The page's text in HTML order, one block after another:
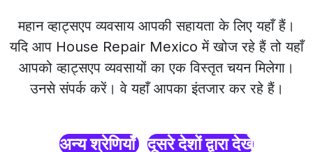
महान व्हाट्सएप व्यवसाय आपकी सहायता के लिए यहाँ हैं।
यदि आप House Repair Mexico में खोज रहे हैं तो यहाँ
आपको व्हाट्सएप व्यवसायों का एक विस्तृत चयन मिलेगा।
उनसे संपर्क करें। वे यहाँ आपका इंतजार कर रहे हैं।
अन्य श्रेणियाँ दूसरे देशों द्वारा देखें